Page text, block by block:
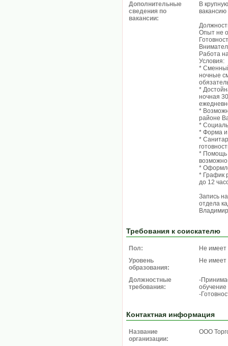
Дополнительные
сведения по
вакансии:
В
Опыт не
Работа
Условия:
*
ночные
*
ночная
*
районе
*
* Форма и
*
* Помощь
*
* График
до 12
Запись
отдела
Требования к соискателю
Пол:
Не имеет
Уровень
образования:
Не имеет
Должностные
требования:
-
-
Контактная информация
Название
организации:
ООО